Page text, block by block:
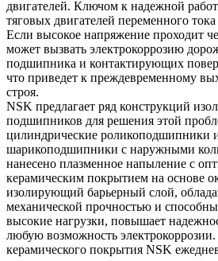
двигателей. Ключом к надежной
тяговых двигателей переменного тока
Если высокое напряжение проходит
может вызвать электрокоррозию
подшипника и контактирующих
что приведет к преждевременному
строя.
NSK предлагает ряд конструкций
подшипников для решения этой
цилиндрические роликоподшипники
шарикоподшипники с наружными
нанесено плазменное напыление с
керамическим покрытием на основе
изолирующий барьерный слой,
механической прочностью и
высокие нагрузки, повышает
любую возможность
керамического покрытия NSK